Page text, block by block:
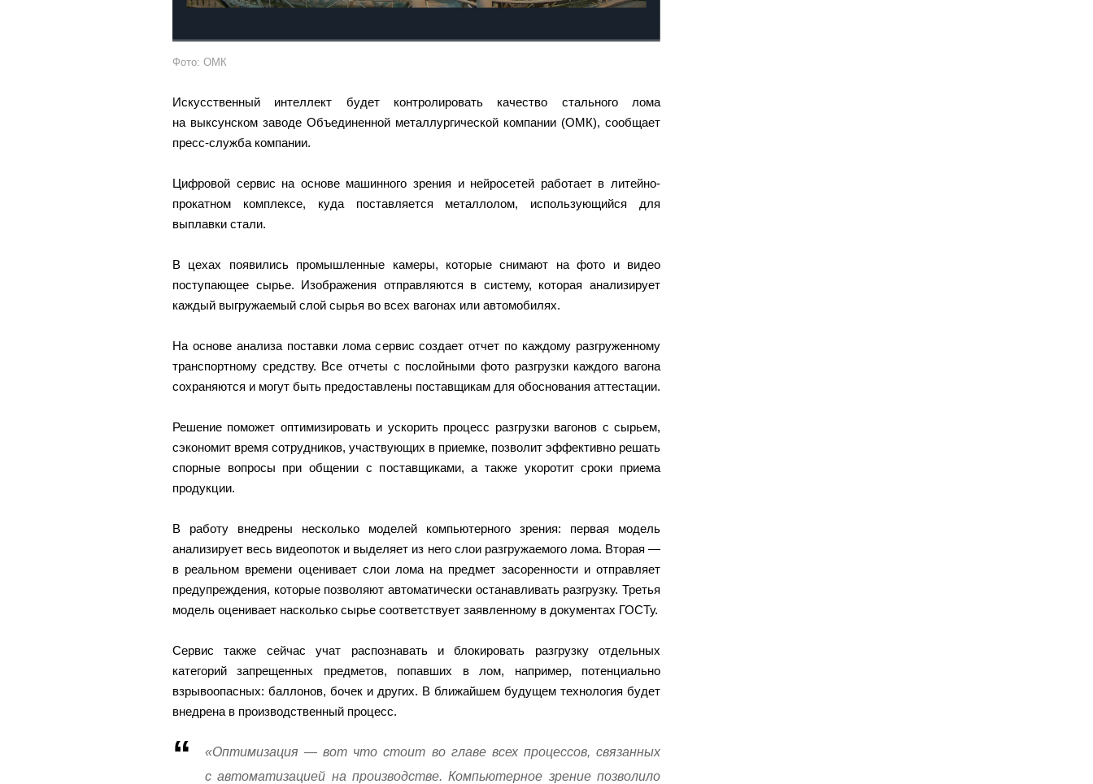
Фото: ОМК
Искусственный интеллект будет контролировать качество стального лома
на выксунском заводе Объединенной металлургической компании (ОМК), сообщает
пресс-служба компании.
Цифровой сервис на основе машинного зрения и нейросетей работает в литейно-
прокатном комплексе, куда поставляется металлолом, использующийся для
выплавки стали.
В цехах появились промышленные камеры, которые снимают на фото и видео
поступающее сырье. Изображения отправляются в систему, которая анализирует
каждый выгружаемый слой сырья во всех вагонах или автомобилях.
На основе анализа поставки лома сервис создает отчет по каждому разгруженному
транспортному средству. Все отчеты с послойными фото разгрузки каждого вагона
сохраняются и могут быть предоставлены поставщикам для обоснования аттестации.
Решение поможет оптимизировать и ускорить процесс разгрузки вагонов с сырьем,
сэкономит время сотрудников, участвующих в приемке, позволит эффективно решать
спорные вопросы при общении с поставщиками, а также укоротит сроки приема
продукции.
В работу внедрены несколько моделей компьютерного зрения: первая модель
анализирует весь видеопоток и выделяет из него слои разгружаемого лома. Вторая —
в реальном времени оценивает слои лома на предмет засоренности и отправляет
предупреждения, которые позволяют автоматически останавливать разгрузку. Третья
модель оценивает насколько сырье соответствует заявленному в документах ГОСТу.
Сервис также сейчас учат распознавать и блокировать разгрузку отдельных
категорий запрещенных предметов, попавших в лом, например, потенциально
взрывоопасных: баллонов, бочек и других. В ближайшем будущем технология будет
внедрена в производственный процесс.
«Оптимизация — вот что стоит во главе всех процессов, связанных
с автоматизацией на производстве. Компьютерное зрение позволило